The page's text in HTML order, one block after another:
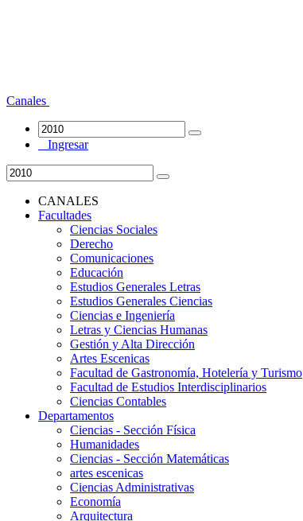
Canales
Ingresar
CANALES
Facultades
Ciencias Sociales
Derecho
Comunicaciones
Educación
Estudios Generales Letras
Estudios Generales Ciencias
Ciencias e Ingeniería
Letras y Ciencias Humanas
Gestión y Alta Dirección
Artes Escenicas
Facultad de Gastronomía, Hotelería y Turismo
Facultad de Estudios Interdisciplinarios
Ciencias Contables
Departamentos
Ciencias - Sección Física
Humanidades
Ciencias - Sección Matemáticas
artes escenicas
Ciencias Administrativas
Economía
Arquitectura